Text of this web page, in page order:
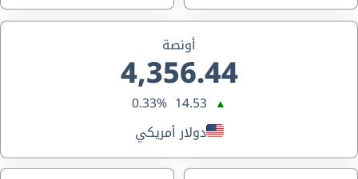
أونصة
4,356.44
▲
14.53
0.33%
دولار أمريكي